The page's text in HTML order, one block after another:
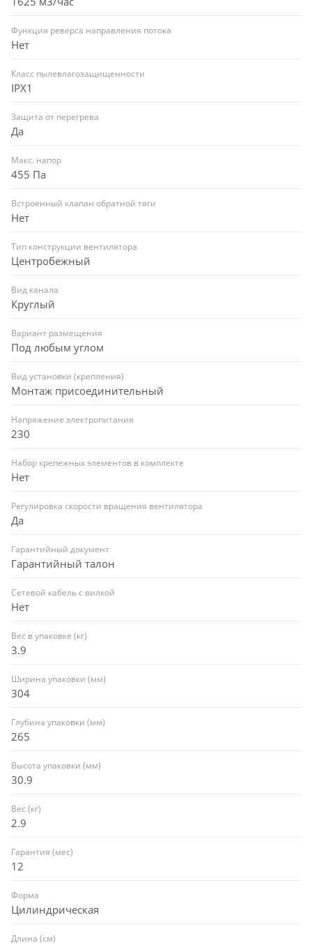
Функция реверса направления потока
Нет
Класс пылевлагозащищенности
IPX1
Защита от перегрева
Да
Макс. напор
455 Па
Встроенный клапан обратной тяги
Нет
Тип конструкции вентилятора
Центробежный
Вид канала
Круглый
Вариант размещения
Под любым углом
Вид установки (крепления)
Монтаж присоединительный
Напряжение электропитания
230
Набор крепежных элементов в комплекте
Нет
Регулировка скорости вращения вентилятора
Да
Гарантийный документ
Гарантийный талон
Сетевой кабель с вилкой
Нет
Вес в упаковке (кг)
3.9
Ширина упаковки (мм)
304
Глубина упаковки (мм)
265
Высота упаковки (мм)
30.9
Вес (кг)
2.9
Гарантия (мес)
12
Форма
Цилиндрическая
Длина (см)